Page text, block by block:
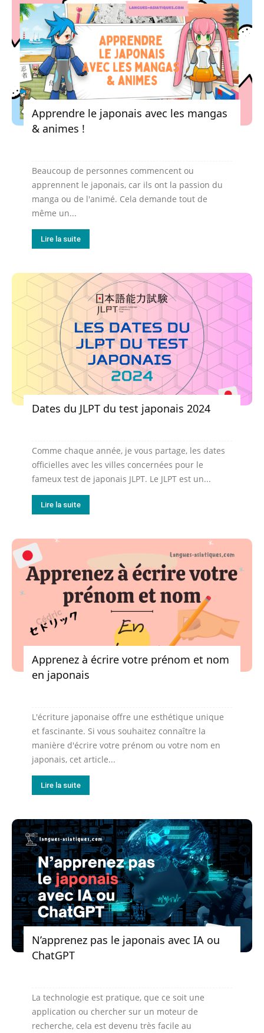
Apprendre le japonais avec les mangas
& animes !
Beaucoup de personnes commencent ou
apprennent le japonais, car ils ont la passion du
manga ou de l'animé. Cela demande tout de
même un...
Lire la suite
Dates du JLPT du test japonais 2024
Comme chaque année, je vous partage, les dates
officielles avec les villes concernées pour le
fameux test de japonais JLPT. Le JLPT est un...
Lire la suite
Apprenez à écrire votre prénom et nom
en japonais
L'écriture japonaise offre une esthétique unique
et fascinante. Si vous souhaitez connaître la
manière d'écrire votre prénom ou votre nom en
japonais, cet article...
Lire la suite
N’apprenez pas le japonais avec IA ou
ChatGPT
La technologie est pratique, que ce soit une
application ou chercher sur un moteur de
recherche, cela est devenu très facile au